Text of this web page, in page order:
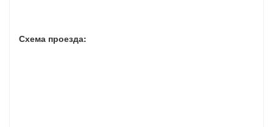
Схема проезда: